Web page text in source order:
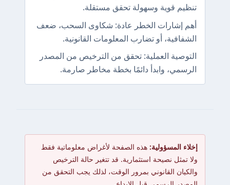
تنظيم قوية وسهولة تحقق مستقلة.
أهم إشارات الخطر عادة: شكاوى السحب، ضعف
الشفافية، أو تضارب المعلومات القانونية.
التوصية العملية: تحقق من الترخيص من المصدر
الرسمي، وابدأ دائمًا بخطة مخاطر صارمة.
إخلاء المسؤولية: هذه الصفحة لأغراض معلوماتية فقط
ولا تمثل نصيحة استثمارية. قد تتغير حالة الترخيص
والكيان القانوني بمرور الوقت، لذلك يجب التحقق من